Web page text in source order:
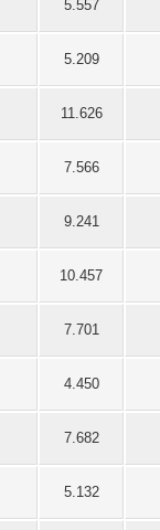
5.557
5.209
11.626
7.566
9.241
10.457
7.701
4.450
7.682
5.132